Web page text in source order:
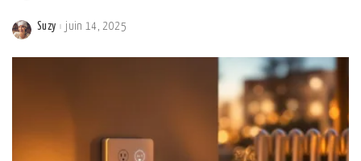
Posted
Suzy juin 14, 2025